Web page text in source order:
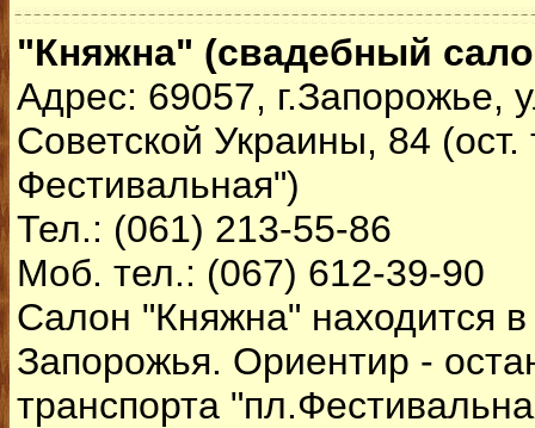
"Княжна" (свадебный
Адрес: 69057, г.Запорожье,
Советской Украины, 84 (ост.
Фестивальная")
Тел.: (061) 213-55-86
Моб. тел.: (067) 612-39-90
Салон "Княжна" находится
Запорожья. Ориентир -
транспорта